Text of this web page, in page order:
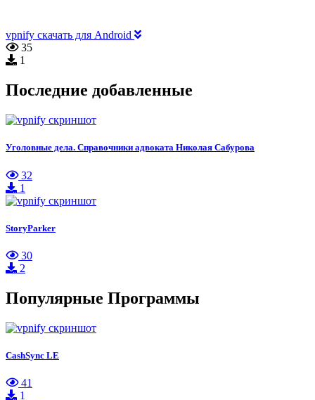
vpnify скачать для Android
35
1
Последние добавленные
Уголовные дела. Справочники адвоката Николая Сабурова
32
1
StoryParker
30
2
Популярные Программы
CashSync LE
41
1